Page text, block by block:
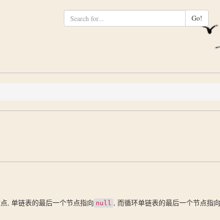
Go!
, 单链表的最后一个节点指向 null , 而循环单链表的最后一个节点指